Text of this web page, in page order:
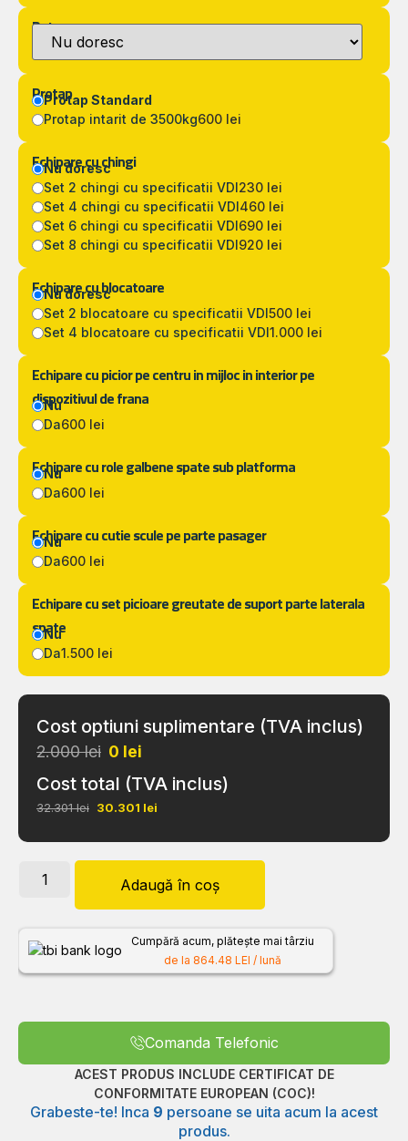
Detarare
Protap
Protap Standard
Protap intarit de 3500kg600 lei
Echipare cu chingi
Nu doresc
Set 2 chingi cu specificatii VDI230 lei
Set 4 chingi cu specificatii VDI460 lei
Set 6 chingi cu specificatii VDI690 lei
Set 8 chingi cu specificatii VDI920 lei
Echipare cu blocatoare
Nu doresc
Set 2 blocatoare cu specificatii VDI500 lei
Set 4 blocatoare cu specificatii VDI1.000 lei
Echipare cu picior pe centru in mijloc in interior pe
dispozitivul de frana
Nu
Da600 lei
Echipare cu role galbene spate sub platforma
Nu
Da600 lei
Echipare cu cutie scule pe parte pasager
Nu
Da600 lei
Echipare cu set picioare greutate de suport parte laterala
spate
Nu
Da1.500 lei
Cost optiuni suplimentare (TVA inclus)
2.000 lei 0 lei
Cost total (TVA inclus)
32.301 lei 30.301 lei
Adaugă în coș
Cumpără acum, plătește mai târziu
de la 864.48 LEI / lună
Comanda Telefonic
ACEST PRODUS INCLUDE CERTIFICAT DE
CONFORMITATE EUROPEAN (COC)!
Grabeste-te! Inca 9 persoane se uita acum la acest
produs.